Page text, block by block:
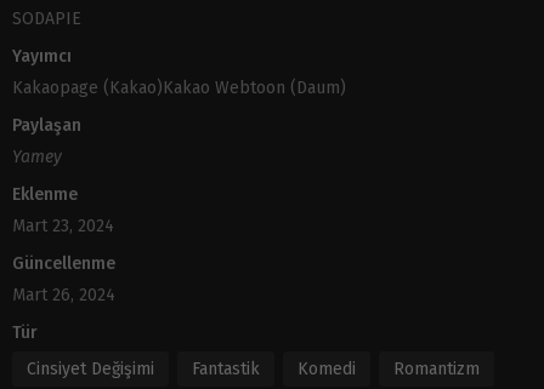
SODAPIE
Yayımcı
Kakaopage (Kakao)Kakao Webtoon (Daum)
Paylaşan
Yamey
Eklenme
Mart 23, 2024
Güncellenme
Mart 26, 2024
Tür
Cinsiyet Değişimi
Fantastik Komedi Romantizm